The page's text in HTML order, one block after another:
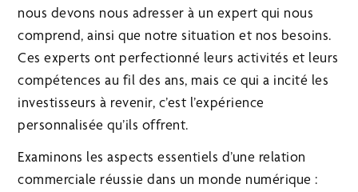
nous devons nous adresser à un expert qui nous
comprend, ainsi que notre situation et nos besoins.
Ces experts ont perfectionné leurs activités et leurs
compétences au fil des ans, mais ce qui a incité les
investisseurs à revenir, c’est l’expérience
personnalisée qu’ils offrent.
Examinons les aspects essentiels d’une relation
commerciale réussie dans un monde numérique :